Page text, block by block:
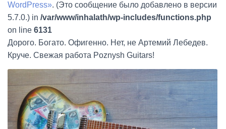
WordPress». (Это сообщение было добавлено в версии
5.7.0.) in /var/www/inhalath/wp-includes/functions.php
on line 6131
Дорого. Богато. Офигенно. Нет, не Артемий Лебедев.
Круче. Свежая работа Poznysh Guitars!